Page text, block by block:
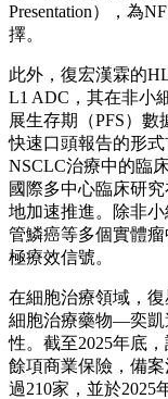
Presentation），為
擇。
此外，復宏漢霖的
L1 ADC，其在非小
展生存期（PFS）
快速口頭報告的形
NSCLC治療中的臨
國際多中心臨床研
地加速推進。除非
管鱗癌等多個實體
極療效信號。
在細胞治療領域，
細胞治療藥物—奕凱
性。截至2025年底
餘項商業保險，備
過210家，並於2025